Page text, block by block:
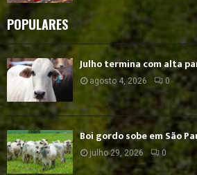
POPULARES
Julho termina com alta
agosto 4, 2026 0
Boi gordo sobe em São
julho 29, 2026 0